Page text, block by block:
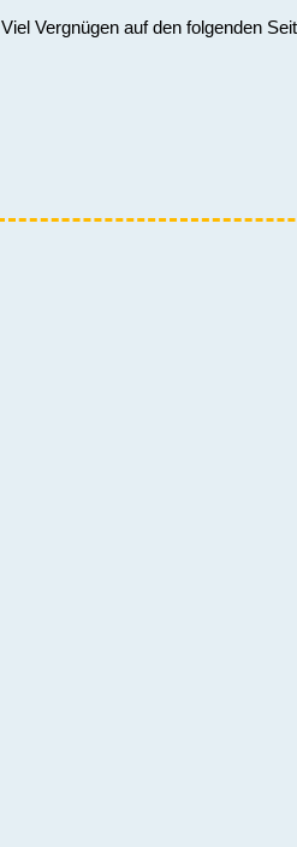
Viel Vergnügen auf den folgenden